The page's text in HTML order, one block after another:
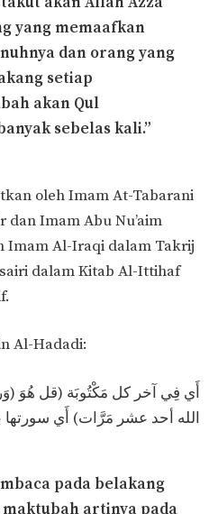
yang memaafkan
dan orang yang
setiap
akan Qul
sebelas kali.”
oleh Imam At-Tabarani
dan Imam Abu Nu’aim
Imam Al-Iraqi dalam Takrij
dalam Kitab Al-Ittihaf
Al-Hadadi:
الله أحد عشر مَرَّات) أَي سورتها
pada belakang
artinya pada